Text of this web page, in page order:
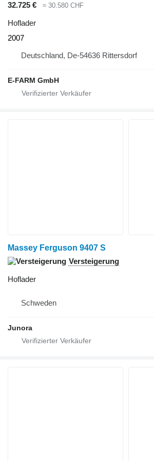
32.725 €
≈ 30.580 CHF
Hoflader
2007
Deutschland, De-54636 Rittersdorf
E-FARM GmbH
Massey Ferguson 9407 S
Versteigerung
Hoflader
Schweden
Junora